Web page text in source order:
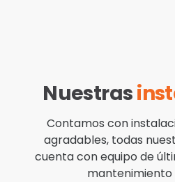
Nuestras
Contamos con
agradables, todas
cuenta con equipo de
mantenimiento